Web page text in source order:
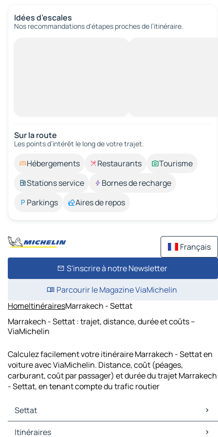
Idées d’escales
Nos recommandations d'étapes proches de l’itinéraire.
Sur la route
Les points d’intérêt le long de votre trajet.
Hébergements Restaurants
Tourisme
Stations service
Bornes de recharge
Parkings
Aires de repos
Français
S'inscrire à notre Newsletter
Parcourir le Magazine ViaMichelin
HomeItinérairesMarrakech - Settat
Marrakech - Settat : trajet, distance, durée et coûts –
ViaMichelin
Calculez facilement votre itinéraire Marrakech - Settat en
voiture avec ViaMichelin. Distance, coût (péages,
carburant, coût par passager) et durée du trajet Marrakech
- Settat, en tenant compte du trafic routier
Settat
Settat Cartes et plans
Itinéraires